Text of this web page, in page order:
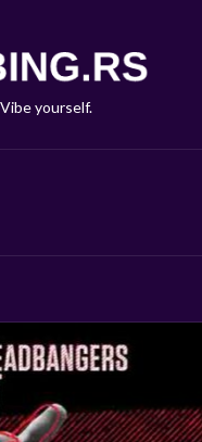
yourself.